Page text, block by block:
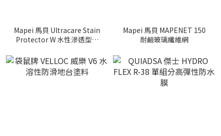
Mapei 馬貝 Ultracare Stain
Protector W 水性滲透型防
Mapei 馬貝 MAPENET 150
耐鹼玻璃纖維網